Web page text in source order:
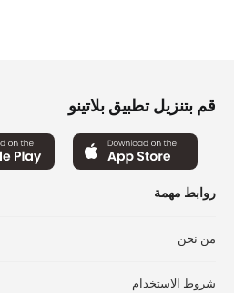
قم بتنزيل تطبيق بلاتينو
روابط مهمة
من نحن
شروط الاستخدام